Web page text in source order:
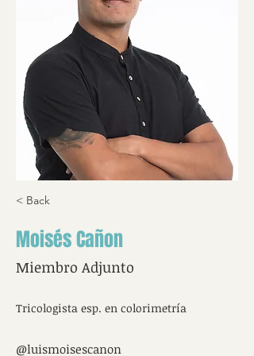
< Back
Moisés Cañon
Miembro Adjunto
Tricologista esp. en colorimetría
@luismoisescanon